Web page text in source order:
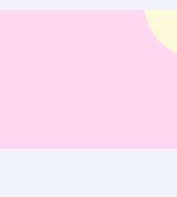
초대보너스
수익 Live